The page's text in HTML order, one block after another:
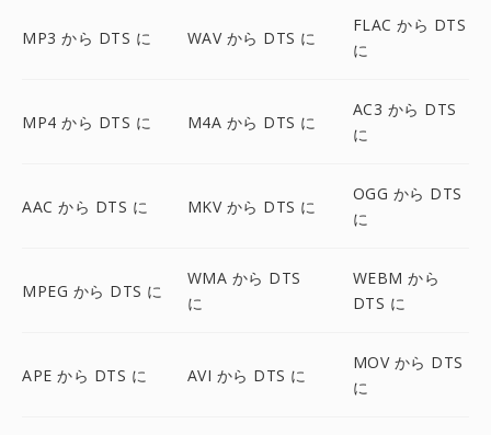
MP3 から DTS に WAV から DTS に
FLAC から DTS
に
MP4 から DTS に M4A から DTS に
AC3 から DTS
に
AAC から DTS に MKV から DTS に
OGG から DTS
に
MPEG から DTS に
WMA から DTS
に
WEBM から
DTS に
APE から DTS に AVI から DTS に
MOV から DTS
に